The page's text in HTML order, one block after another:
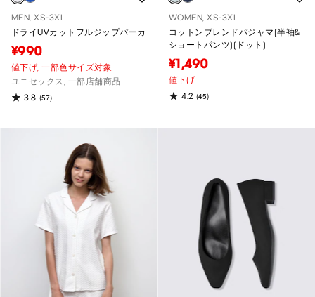
MEN, XS-3XL
ドライUVカットフルジップパーカ
¥990
値下げ,一部色サイズ対象
ユニセックス, 一部店舗商品
3.8 (57)
WOMEN, XS-3XL
コットンブレンドパジャマ(半袖&
ショートパンツ)(ドット)
¥1,490
値下げ
4.2 (45)